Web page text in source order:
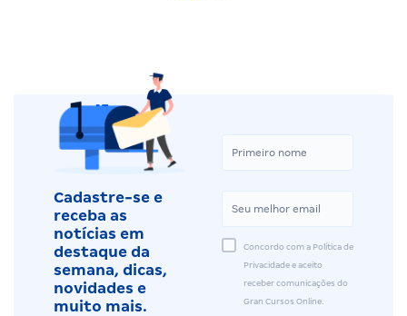
Cadastre-se e
receba as
notícias em
destaque da
semana, dicas,
novidades e
muito mais.
Concordo com a Política de
Privacidade e aceito
receber comunicações do
Gran Cursos Online.